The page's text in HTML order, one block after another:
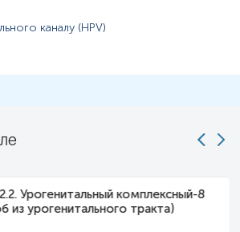
каналу (HPV)
Урогенитальный комплексный-8
из урогенитального тракта)